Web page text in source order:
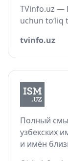
TVinfo.uz —
uchun to‘liq
tvinfo.uz
Полный
узбекских
и имён